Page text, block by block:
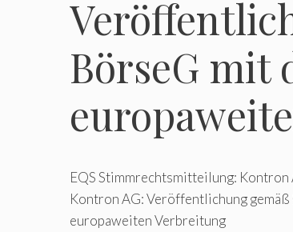
BörseG mit
EQS Stimmrechtsmitteilung: Kontron
Kontron AG: Veröffentlichung
europaweiten Verbreitung